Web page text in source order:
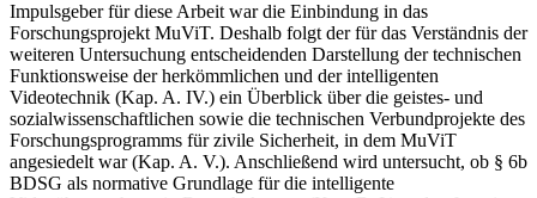
Impulsgeber für diese Arbeit war die Einbindung in das
Forschungsprojekt MuViT. Deshalb folgt der für das Verständnis der
weiteren Untersuchung entscheidenden Darstellung der technischen
Funktionsweise der herkömmlichen und der intelligenten
Videotechnik (Kap. A. IV.) ein Überblick über die geistes- und
sozialwissenschaftlichen sowie die technischen Verbundprojekte des
Forschungsprogramms für zivile Sicherheit, in dem MuViT
angesiedelt war (Kap. A. V.). Anschließend wird untersucht, ob § 6b
BDSG als normative Grundlage für die intelligente